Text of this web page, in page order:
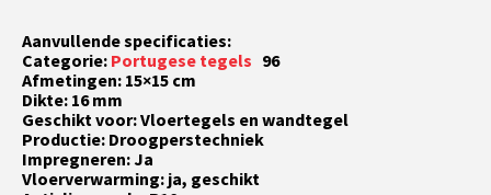
Aanvullende specificaties:
Categorie: Portugese tegels 96
Afmetingen: 15×15 cm
Dikte: 16 mm
Geschikt voor: Vloertegels en wandtegel
Productie: Droogperstechniek
Impregneren: Ja
Vloerverwarming: ja, geschikt